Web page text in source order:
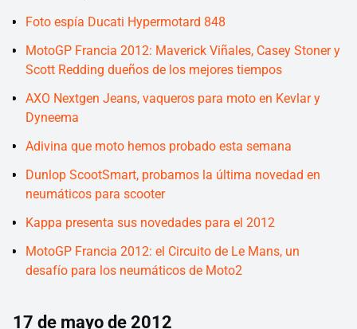
Foto espía Ducati Hypermotard 848
MotoGP Francia 2012: Maverick Viñales, Casey Stoner y
Scott Redding dueños de los mejores tiempos
AXO Nextgen Jeans, vaqueros para moto en Kevlar y
Dyneema
Adivina que moto hemos probado esta semana
Dunlop ScootSmart, probamos la última novedad en
neumáticos para scooter
Kappa presenta sus novedades para el 2012
MotoGP Francia 2012: el Circuito de Le Mans, un
desafío para los neumáticos de Moto2
17 de mayo de 2012